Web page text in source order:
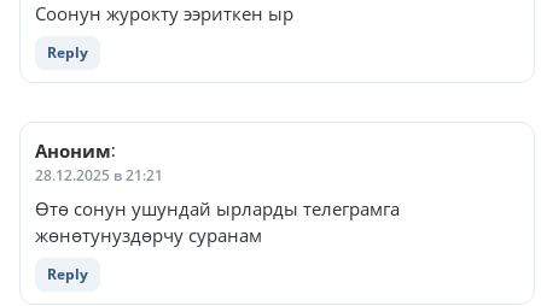
Соонун журокту ээриткен ыр
Reply
Аноним:
28.12.2025 в 21:21
Өтө сонун ушундай ырларды телеграмга
жөнөтунуздөрчу суранам
Reply